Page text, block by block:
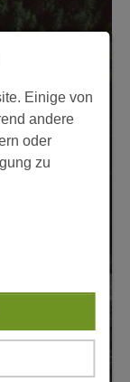
Einige von
andere
oder
zu